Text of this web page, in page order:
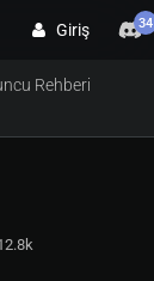
Giriş 34
Rehberi